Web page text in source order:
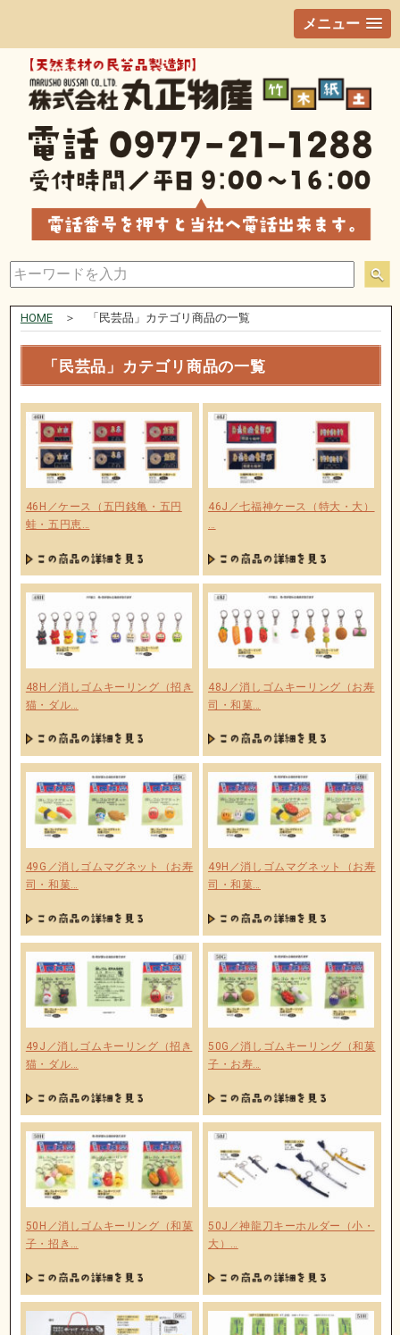
メニュー
HOME＞ 「民芸品」カテゴリ商品の一覧
「民芸品」カテゴリ商品の一覧
46H／ケース（五円銭亀・五円
蛙・五円恵…
46J／七福神ケース（特大・大）
…
48H／消しゴムキーリング（招き
猫・ダル…
48J／消しゴムキーリング（お寿
司・和菓…
49G／消しゴムマグネット（お寿
司・和菓…
49H／消しゴムマグネット（お寿
司・和菓…
49J／消しゴムキーリング（招き
猫・ダル…
50G／消しゴムキーリング（和菓
子・お寿…
50H／消しゴムキーリング（和菓
子・招き…
50J／神龍刀キーホルダー（小・
大）…